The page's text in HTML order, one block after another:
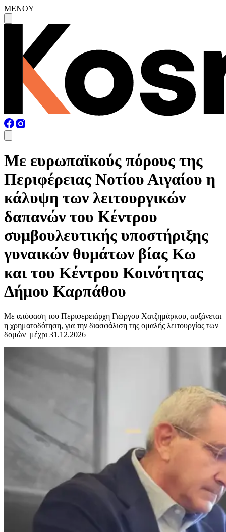
MENOY
Με ευρωπαϊκούς πόρους της
Περιφέρειας Νοτίου Αιγαίου η
κάλυψη των λειτουργικών
δαπανών του Κέντρου
συμβουλευτικής υποστήριξης
γυναικών θυμάτων βίας Κω
και του Κέντρου Κοινότητας
Δήμου Καρπάθου
Με απόφαση του Περιφερειάρχη Γιώργου Χατζημάρκου, αυξάνεται
η χρηματοδότηση, για την διασφάλιση της ομαλής λειτουργίας των
δομών μέχρι 31.12.2026